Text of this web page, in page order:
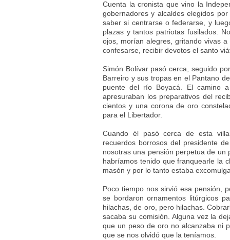
Cuenta la cronista que vino la
gobernadores y alcaldes elegidos
saber si centrarse o federarse, y
plazas y tantos patriotas fusilados.
ojos, morían alegres, gritando vivas
confesarse, recibir devotos el santo
Simón Bolívar pasó cerca, seguido
Barreiro y sus tropas en el Pantano
puente del río Boyacá. El camino
apresuraban los preparativos del
cientos y una corona de oro
para el Libertador.
Cuando él pasó cerca de esta
recuerdos borrosos del presidente
nosotras una pensión perpetua de
habríamos tenido que franquearle la
masón y por lo tanto estaba
Poco tiempo nos sirvió esa pensión,
se bordaron ornamentos litúrgicos
hilachas, de oro, pero hilachas.
sacaba su comisión. Alguna vez la
que un peso de oro no alcanzaba ni
que se nos olvidó que la teníamos.